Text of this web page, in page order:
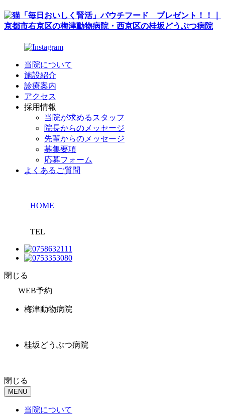
当院について
施設紹介
診療案内
アクセス
採用情報
当院が求めるスタッフ
院長からのメッセージ
先輩からのメッセージ
募集要項
応募フォーム
よくあるご質問
HOME
TEL
閉じる
WEB予約
梅津動物病院
桂坂どうぶつ病院
閉じる
MENU
当院について